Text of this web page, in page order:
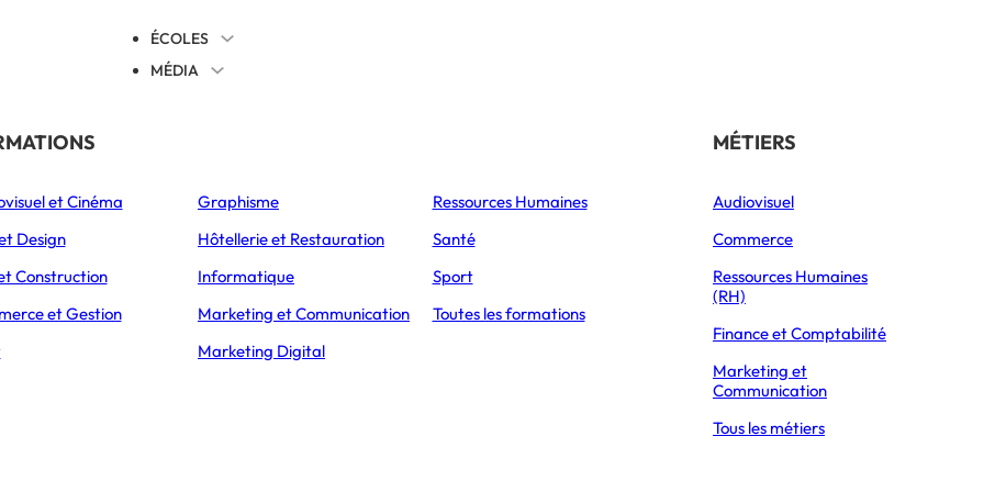
ÉCOLES
MÉDIA
Éducation
L’Express Éducation
Bachelors
L’Express Éducation
Masters
THÉMATIQUES
Orientation
Vie étudiante
Formations
Partir à l’étranger
et Cinéma
Design
Construction
et Gestion
Graphisme
Hôtellerie et Restauration
Informatique
Marketing et Communication
Marketing Digital
Ressources Humaines
Santé
Sport
Toutes les formations
MÉTIERS
Audiovisuel
Commerce
Ressources Humaines
(RH)
Finance et Comptabilité
Marketing et
Communication
Tous les métiers
: un nouveau Certificat Executive avec Michelle Sisto,
l’EDHEC